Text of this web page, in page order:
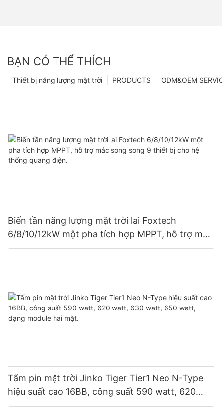
BẠN CÓ THỂ THÍCH
ODM&OEM
PRODUCTS
Thiết bị năng lượng mặt trời
Biến tần năng lượng mặt trời lai Foxtech
6/8/10/12kW một pha tích hợp MPPT, hỗ trợ mắc
song song 9 thiết bị cho hệ thống quang điện.
Tấm pin mặt trời Jinko Tiger Tier1 Neo N-Type
hiệu suất cao 16BB, công suất 590 watt, 620
watt, 630 watt, 650 watt, dạng module hai mặt.